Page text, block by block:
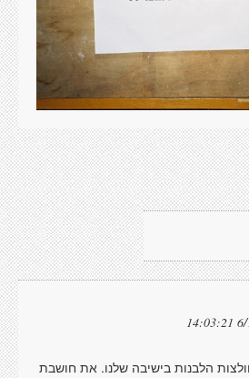
6/
הלבנות בישיבה שלנו. את חושבת